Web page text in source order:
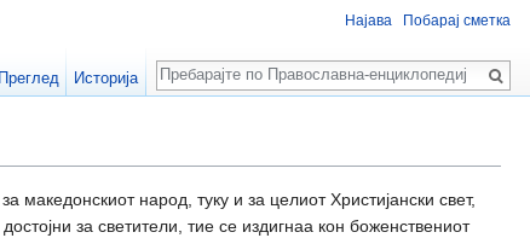
народ, туку и за целиот Христијански свет,
за светители, тие се издигнаа кон боженствениот
Најава Побарај сметка
Преглед Историја
Пребарај